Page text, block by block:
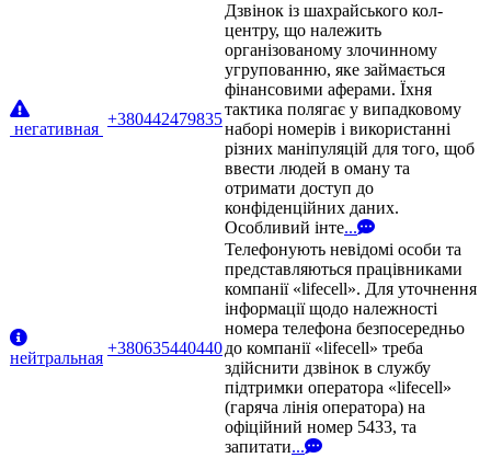
негативная
+380442479835
Дзвінок із шахрайського кол-
центру, що належить
організованому злочинному
угрупованню, яке займається
фінансовими аферами. Їхня
тактика полягає у випадковому
наборі номерів і використанні
різних маніпуляцій для того, щоб
ввести людей в оману та
отримати доступ до
конфіденційних даних.
Особливий інте...
нейтральная
+380635440440
Телефонують невідомі особи та
представляються працівниками
компанії «lifecell». Для уточнення
інформації щодо належності
номера телефона безпосередньо
до компанії «lifecell» треба
здійснити дзвінок в службу
підтримки оператора «lifecell»
(гаряча лінія оператора) на
офіційний номер 5433, та
запитати...